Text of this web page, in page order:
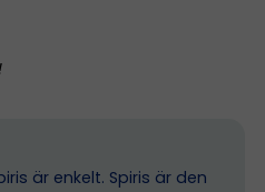
är enkelt. Spiris är den